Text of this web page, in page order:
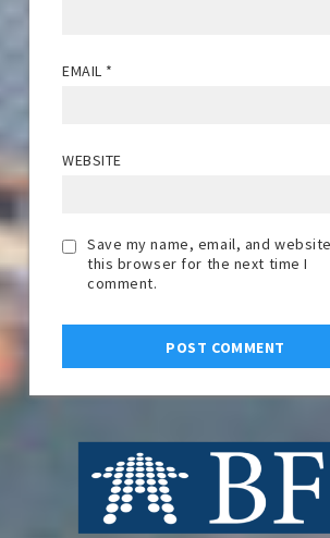
EMAIL *
WEBSITE
Save my name, email, and
this browser for the next time I
comment.